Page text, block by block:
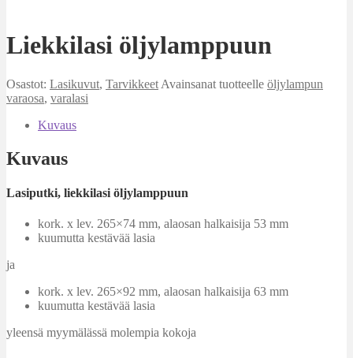
Liekkilasi öljylamppuun
Osastot: Lasikuvut, Tarvikkeet Avainsanat tuotteelle öljylampun
varaosa, varalasi
Kuvaus
Kuvaus
Lasiputki, liekkilasi öljylamppuun
kork. x lev. 265×74 mm, alaosan halkaisija 53 mm
kuumutta kestävää lasia
ja
kork. x lev. 265×92 mm, alaosan halkaisija 63 mm
kuumutta kestävää lasia
yleensä myymälässä molempia kokoja